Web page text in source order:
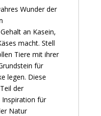
Wunder der
an Kasein,
macht. Stell
Tiere mit ihrer
für
legen. Diese
der
Inspiration für
Natur